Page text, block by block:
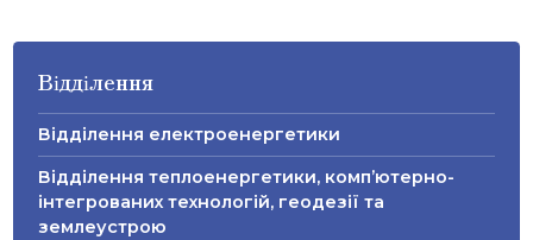
Відділення
Відділення електроенергетики
Відділення теплоенергетики, комп’ютерно-
інтегрованих технологій, геодезії та
землеустрою